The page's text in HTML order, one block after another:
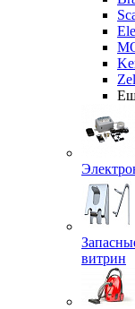
витрин